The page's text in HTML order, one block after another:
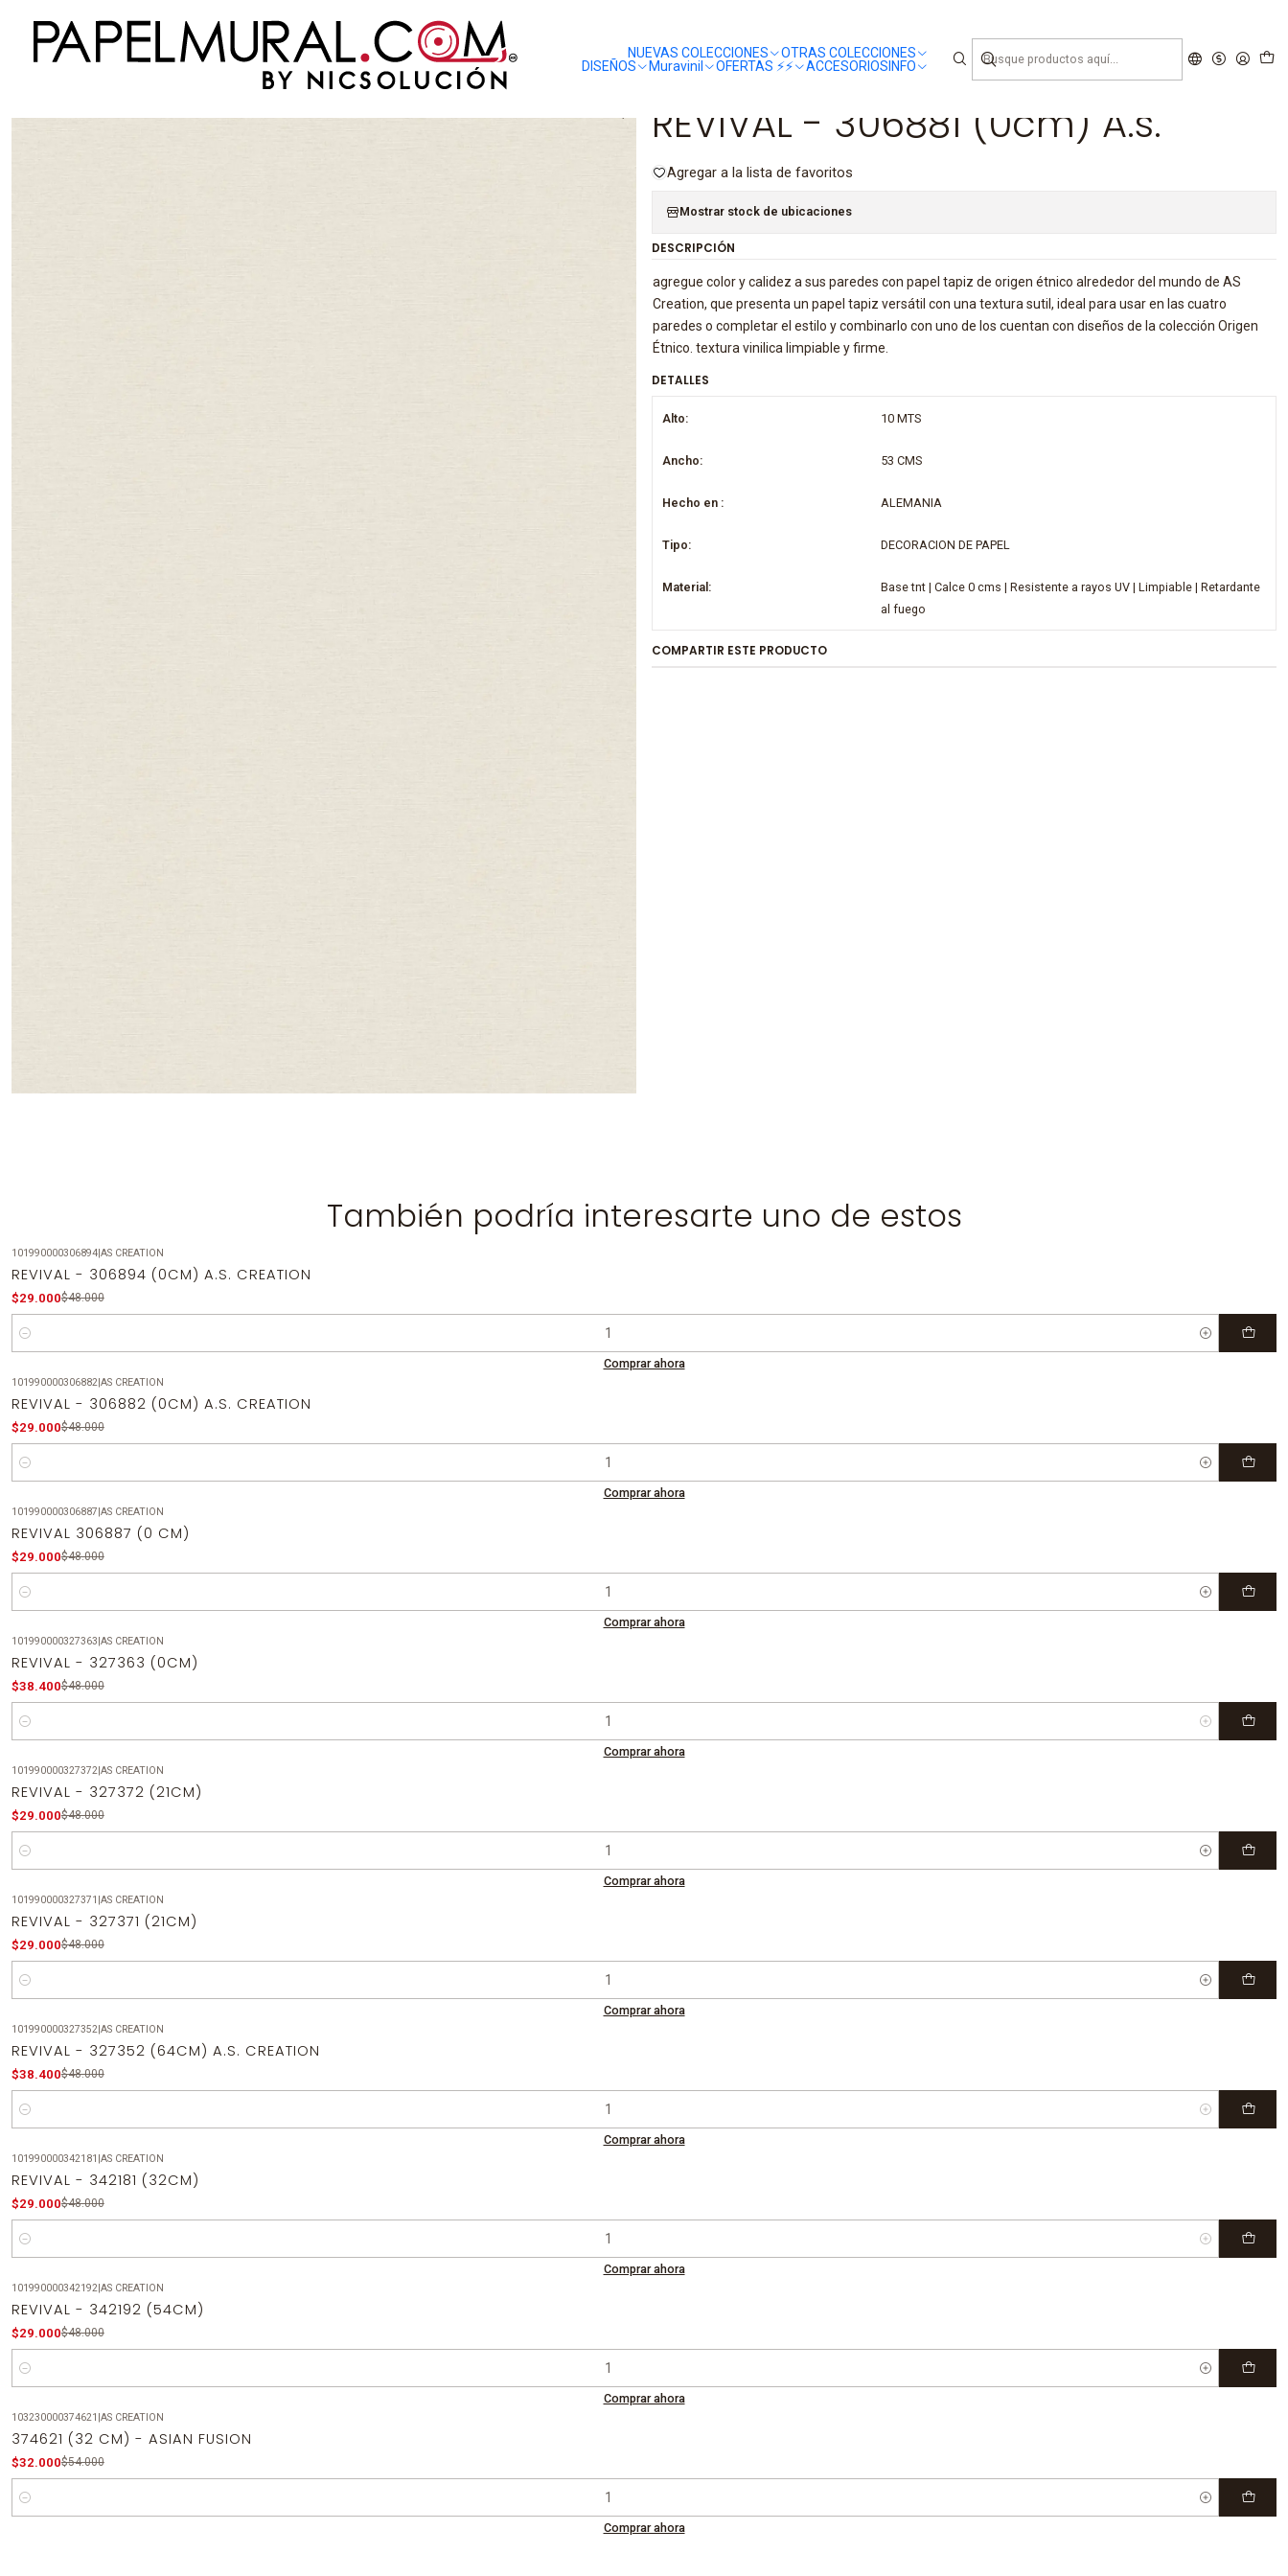
NUEVAS COLECCIONES
OTRAS COLECCIONES
DISEÑOS
Muravinil OFERTAS ⚡️⚡️ ACCESORIOSINFO
Inicio PAPEL MURAL OTRAS COLECCIONES MODERNO REVIVAL REVIVAL - 306881 (0cm) A.s.
REVIVAL - 306881 (0cm) A.s.
Agregar a la lista de favoritos
Mostrar stock de ubicaciones
DESCRIPCIÓN
agregue color y calidez a sus paredes con papel tapiz de origen étnico alrededor del mundo de AS
Creation, que presenta un papel tapiz versátil con una textura sutil, ideal para usar en las cuatro
paredes o completar el estilo y combinarlo con uno de los cuentan con diseños de la colección Origen
Étnico. textura vinilica limpiable y firme.
DETALLES
Alto: 10 MTS
Ancho: 53 CMS
Hecho en : ALEMANIA
Tipo: DECORACION DE PAPEL
Material:
Base tnt | Calce 0 cms | Resistente a rayos UV | Limpiable | Retardante
al fuego
COMPARTIR ESTE PRODUCTO
También podría interesarte uno de estos
101990000306894|AS CREATION
REVIVAL - 306894 (0CM) A.S. CREATION
$29.000$48.000
Cantidad
Comprar ahora
101990000306882|AS CREATION
REVIVAL - 306882 (0CM) A.S. CREATION
$29.000$48.000
Cantidad
Comprar ahora
OFF
101990000306887|AS CREATION
REVIVAL 306887 (0 CM)
$29.000$48.000
Cantidad
Comprar ahora
101990000327363|AS CREATION
REVIVAL - 327363 (0CM)
$38.400$48.000
Cantidad
Comprar ahora
101990000327372|AS CREATION
REVIVAL - 327372 (21CM)
$29.000$48.000
Cantidad
Comprar ahora
101990000327371 |AS CREATION
REVIVAL - 327371 (21CM)
$29.000$48.000
Cantidad
Comprar ahora
101990000327352|AS CREATION
REVIVAL - 327352 (64CM) A.S. CREATION
$38.400$48.000
Cantidad
Comprar ahora
101990000342181 |AS CREATION
REVIVAL - 342181 (32CM)
$29.000$48.000
Cantidad
Comprar ahora
101990000342192|AS CREATION
REVIVAL - 342192 (54CM)
$29.000$48.000
Cantidad
Comprar ahora
-41% OFF
103230000374621 |AS CREATION
374621 (32 CM) - ASIAN FUSION
$32.000$54.000
Cantidad
Comprar ahora